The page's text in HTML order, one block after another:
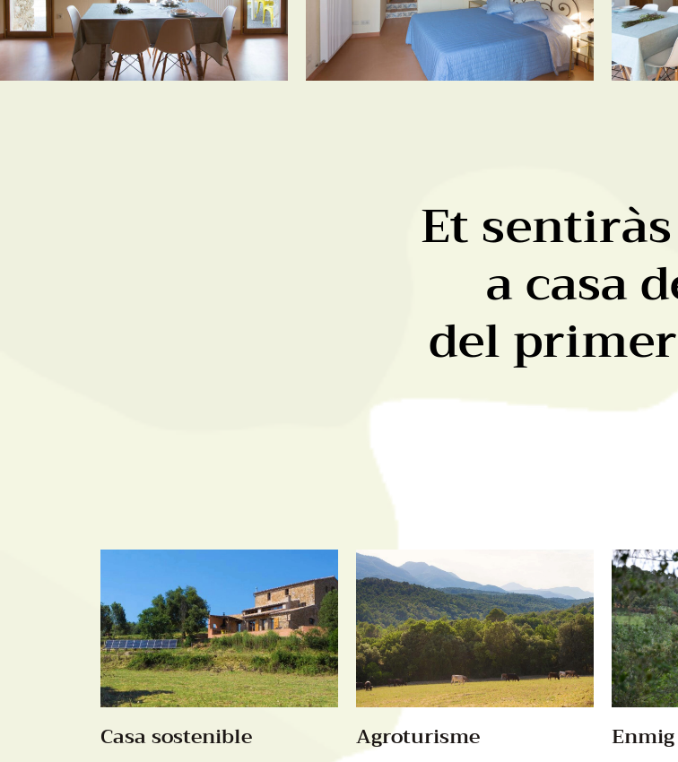
Et
a casa
del
Casa sostenible Agroturisme